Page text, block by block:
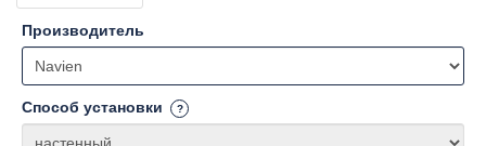
Производитель
Способ установки